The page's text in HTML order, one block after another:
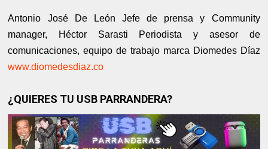
Antonio José De León Jefe de prensa y Community
manager, Héctor Sarasti Periodista y asesor de
comunicaciones, equipo de trabajo marca Diomedes Díaz
www.diomedesdiaz.co
¿QUIERES TU USB PARRANDERA?